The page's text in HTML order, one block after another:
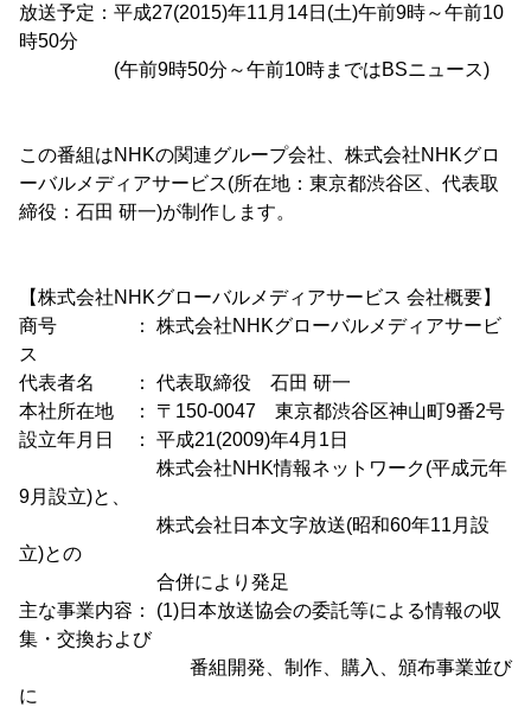
放送予定：平成27(2015)年11月14日(土)午前9時～午前10
時50分
(午前9時50分～午前10時まではBSニュース)
この番組はNHKの関連グループ会社、株式会社NHKグロ
ーバルメディアサービス(所在地：東京都渋谷区、代表取
締役：石田 研一)が制作します。
【株式会社NHKグローバルメディアサービス 会社概要】
商号 ： 株式会社NHKグローバルメディアサービ
ス
代表者名 ： 代表取締役 石田 研一
本社所在地 ： 〒150-0047 東京都渋谷区神山町9番2号
設立年月日 ： 平成21(2009)年4月1日
株式会社NHK情報ネットワーク(平成元年
9月設立)と、
株式会社日本文字放送(昭和60年11月設
立)との
合併により発足
主な事業内容： (1)日本放送協会の委託等による情報の収
集・交換および
番組開発、制作、購入、頒布事業並び
に